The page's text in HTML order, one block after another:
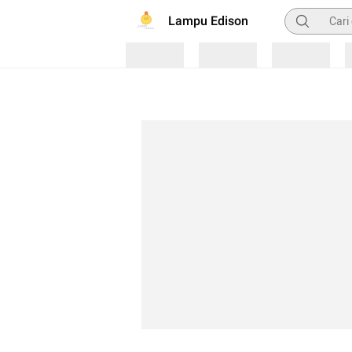
Lampu Edison Pencarian